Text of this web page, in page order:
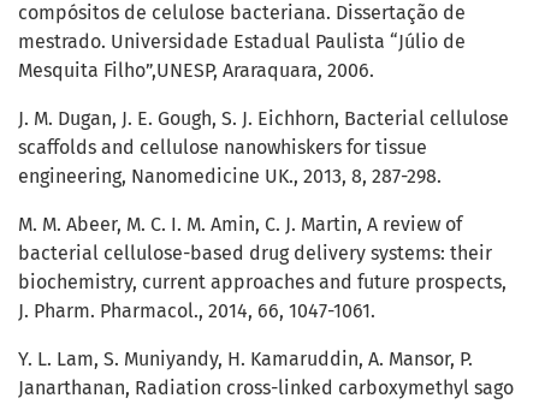
compósitos de celulose bacteriana. Dissertação de
mestrado. Universidade Estadual Paulista “Júlio de
Mesquita Filho”,UNESP, Araraquara, 2006.
J. M. Dugan, J. E. Gough, S. J. Eichhorn, Bacterial cellulose
scaffolds and cellulose nanowhiskers for tissue
engineering, Nanomedicine UK., 2013, 8, 287-298.
M. M. Abeer, M. C. I. M. Amin, C. J. Martin, A review of
bacterial cellulose-based drug delivery systems: their
biochemistry, current approaches and future prospects,
J. Pharm. Pharmacol., 2014, 66, 1047-1061.
Y. L. Lam, S. Muniyandy, H. Kamaruddin, A. Mansor, P.
Janarthanan, Radiation cross-linked carboxymethyl sago